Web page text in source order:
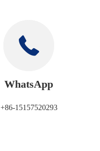
WhatsApp
+86-15157520293